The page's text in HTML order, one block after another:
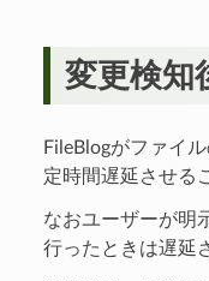
変更検知
FileBlogがファイ
定時間遅延させる
なおユーザーが明
行ったときは遅延